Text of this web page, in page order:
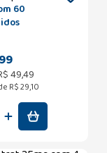
60
49,49
R$ 29,10